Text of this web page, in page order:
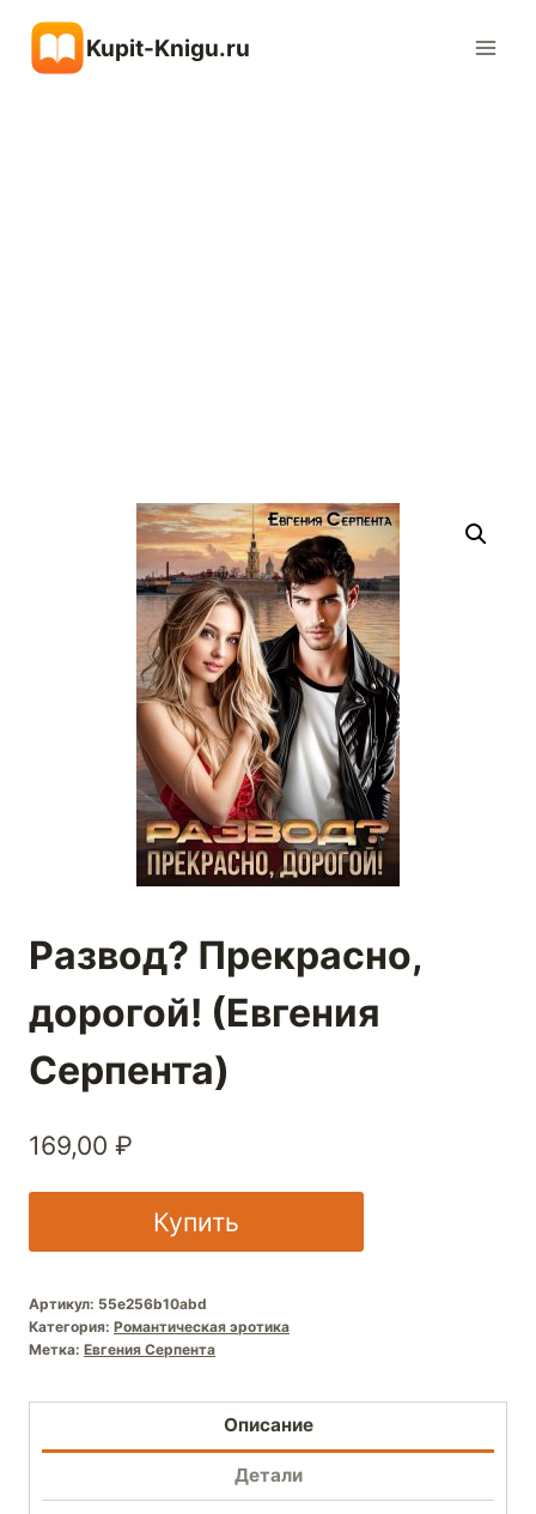
содержимому
Kupit-Knigu.ru
Развод? Прекрасно,
дорогой! (Евгения
Серпента)
169,00 ₽
Купить
Артикул: 55e256b10abd
Категория: Романтическая эротика
Метка: Евгения Серпента
Описание
Детали